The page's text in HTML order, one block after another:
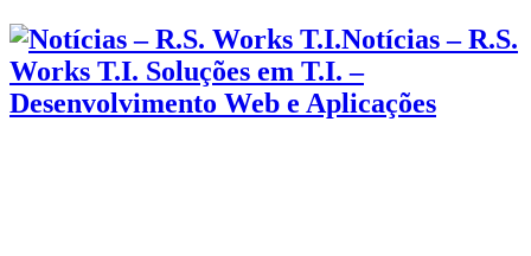
Notícias – R.S.
Works T.I. Soluções em T.I. –
Desenvolvimento Web e Aplicações